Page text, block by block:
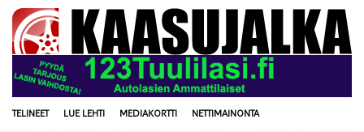
TELINEET LUE LEHTI MEDIAKORTTI NETTIMAINONTA